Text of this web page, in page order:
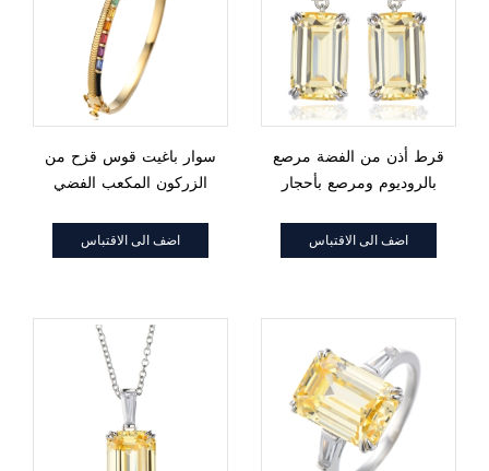
سوار باغيت قوس قزح من
الزركون المكعب الفضي
اضف الى الاقتباس
قرط أذن من الفضة مرصع
بالروديوم ومرصع بأحجار
والأبيض المدبب وقطع
الزمرد
اضف الى الاقتباس